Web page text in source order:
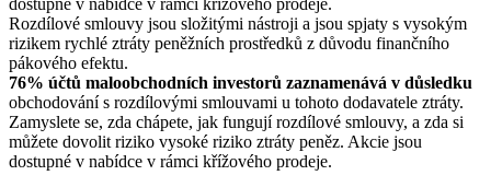
Rozdílové smlouvy jsou složitými nástroji a jsou spjaty s vysokým
rizikem rychlé ztráty peněžních prostředků z důvodu finančního
pákového efektu.
76% účtů maloobchodních investorů zaznamenává v důsledku
obchodování s rozdílovými smlouvami u tohoto dodavatele ztráty.
Zamyslete se, zda chápete, jak fungují rozdílové smlouvy, a zda si
můžete dovolit riziko vysoké riziko ztráty peněz. Akcie jsou
dostupné v nabídce v rámci křížového prodeje.